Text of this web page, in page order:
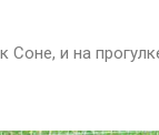
Соне, и на